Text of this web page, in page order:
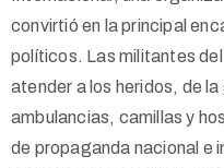
convirtió en la principal
políticos. Las militantes
atender a los heridos, de
ambulancias, camillas y
de propaganda nacional e